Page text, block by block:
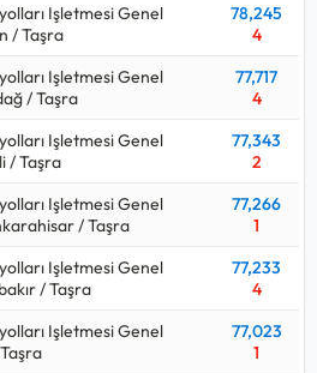
Işletmesi Genel
/ Taşra
78,245
4
Işletmesi Genel
/ Taşra
77,717
4
Işletmesi Genel
/ Taşra
77,343
2
Işletmesi Genel
/ Taşra
77,266
1
Işletmesi Genel
/ Taşra
77,233
4
Işletmesi Genel
77,023
1